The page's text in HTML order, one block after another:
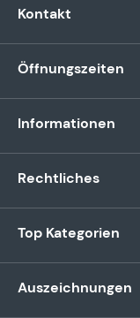
Kontakt
Öffnungszeiten
Informationen
Rechtliches
Top Kategorien
Auszeichnungen